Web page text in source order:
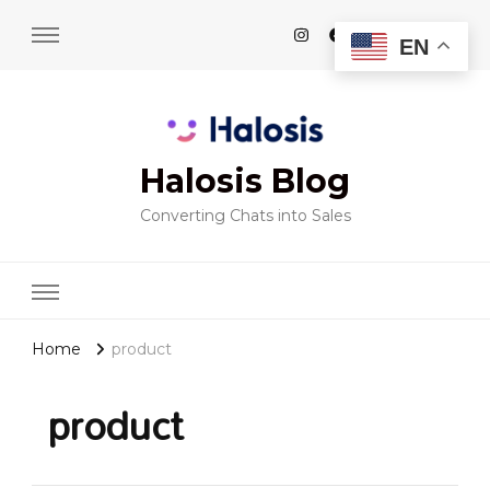
Halosis Blog
Converting Chats into Sales
Home product
product
EN